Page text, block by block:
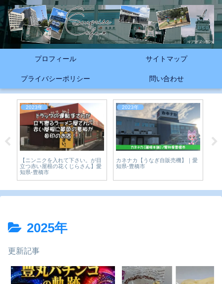
プロフィール サイトマップ
プライバシーポリシー 問い合わせ
2023年
【ニンニクを入れて下さい。が目
立つ赤い屋根の花くじらさん】愛
知県-豊橋市
2023年
カネナカ【うなぎ自販売機】｜愛
知県-豊橋市
夏目商店
2025年
更新記事